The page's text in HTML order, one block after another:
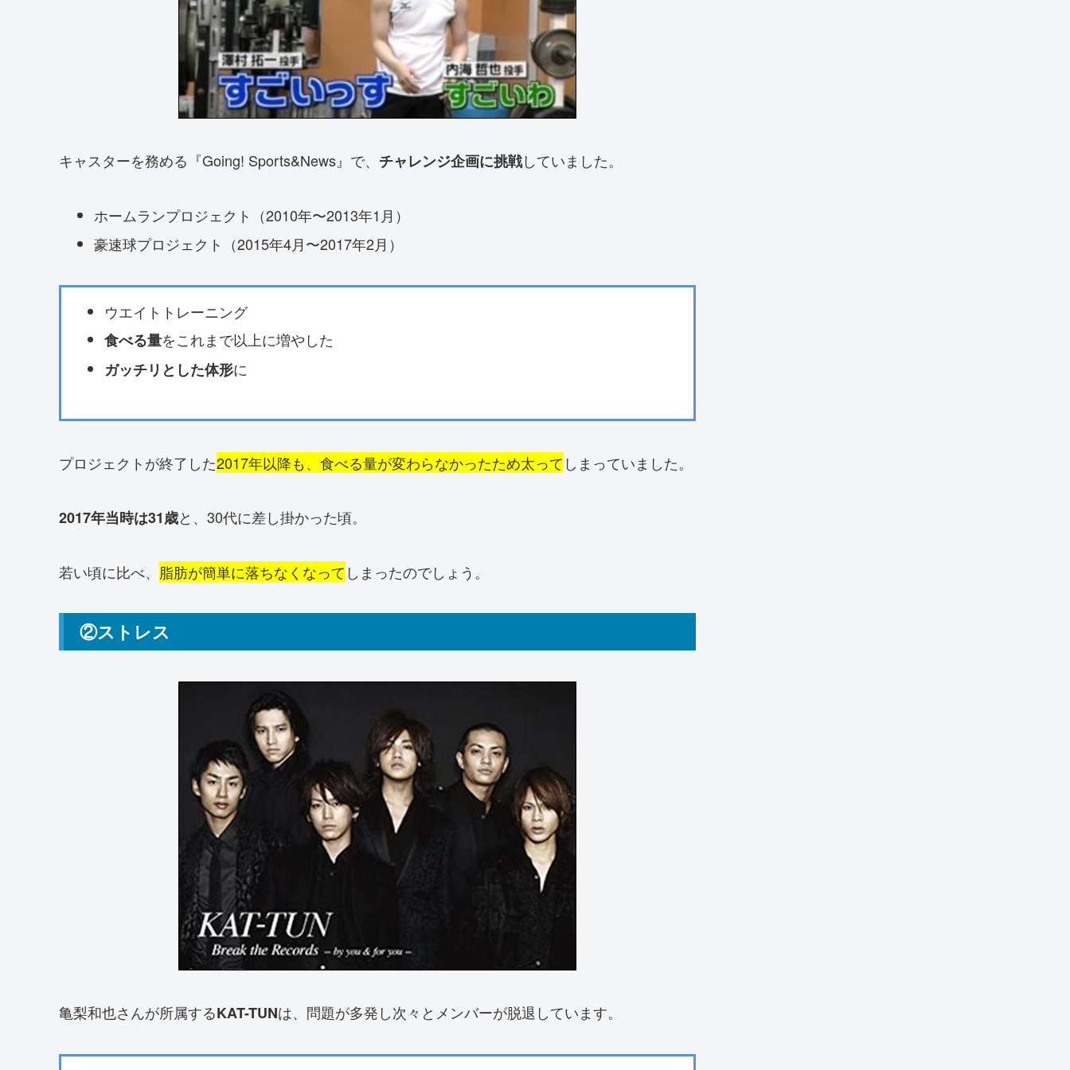
キャスターを務める『Going! Sports&News』で、 チャレンジ企画に挑戦していました。
ホームランプロジェクト（2010年〜2013年1月）
豪速球プロジェクト（2015年4月〜2017年2月）
ウエイトトレーニング
食べる量をこれまで以上に増やした
ガッチリとした体形に
プロジェクトが終了した2017年以降も、食べる量が変わらなかったため太って しまっていました。
2017年当時は31歳と、30代に差し掛かった頃。
若い頃に比べ、 脂肪が簡単に落ちなくなって しまったのでしょう。
②ストレス
亀梨和也さんが所属するKAT-TUNは、問題が多発し次々とメンバーが脱退しています。